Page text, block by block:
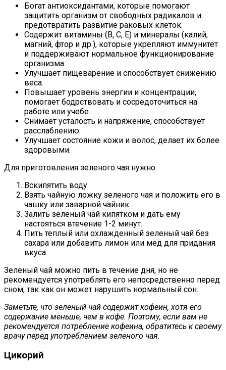
Богат антиоксидантами, которые помогают
защитить организм от свободных радикалов и
предотвратить развитие раковых клеток.
Содержит витамины (В, С, Е) и минералы (калий,
магний, фтор и др.), которые укрепляют иммунитет
и поддерживают нормальное функционирование
организма.
Улучшает пищеварение и способствует снижению
веса.
Повышает уровень энергии и концентрации,
помогает бодрствовать и сосредоточиться на
работе или учебе.
Снимает усталость и напряжение, способствует
расслаблению.
Улучшает состояние кожи и волос, делает их более
здоровыми.
Для приготовления зеленого чая нужно:
Вскипятить воду.
Взять чайную ложку зеленого чая и положить его в
чашку или заварной чайник.
Залить зеленый чай кипятком и дать ему
настояться втечение 1-2 минут.
Пить теплый или охлажденный зеленый чай без
сахара или добавить лимон или мед для придания
вкуса.
Зеленый чай можно пить в течение дня, но не
рекомендуется употреблять его непосредственно перед
сном, так как он может нарушить нормальный сон.
Заметьте, что зеленый чай содержит кофеин, хотя его
содержание меньше, чем в кофе. Поэтому, если вам не
рекомендуется потребление кофеина, обратитесь к своему
врачу перед употреблением зеленого чая.
Цикорий